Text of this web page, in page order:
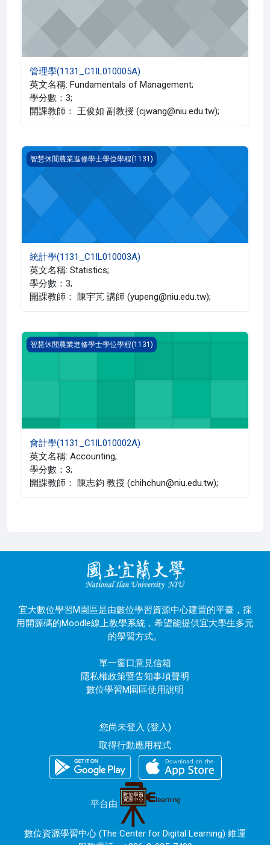
管理學(1131_C1IL010005A)
英文名稱: Fundamentals of Management;
學分數：3;
開課教師： 王俊如 副教授 (cjwang@niu.edu.tw);
統計學(1131_C1IL010003A)
智慧休閒農業進修學士學位學程(1131)
統計學(1131_C1IL010003A)
英文名稱: Statistics;
學分數：3;
開課教師： 陳宇芃 講師 (yupeng@niu.edu.tw);
會計學(1131_C1IL010002A)
智慧休閒農業進修學士學位學程(1131)
會計學(1131_C1IL010002A)
英文名稱: Accounting;
學分數：3;
開課教師： 陳志鈞 教授 (chihchun@niu.edu.tw);
宜大數位學習M園區是由數位學習資源中心建置的平臺，採
用開源碼的Moodle線上教學系統，希望能提供宜大學生多元
的學習方式。
單一窗口意見信箱
隱私權政策暨告知事項聲明
數位學習M園區使用說明
您尚未登入 (登入)
取得行動應用程式
平台由
數位資源學習中心 (The Center for Digital Learning) 維運